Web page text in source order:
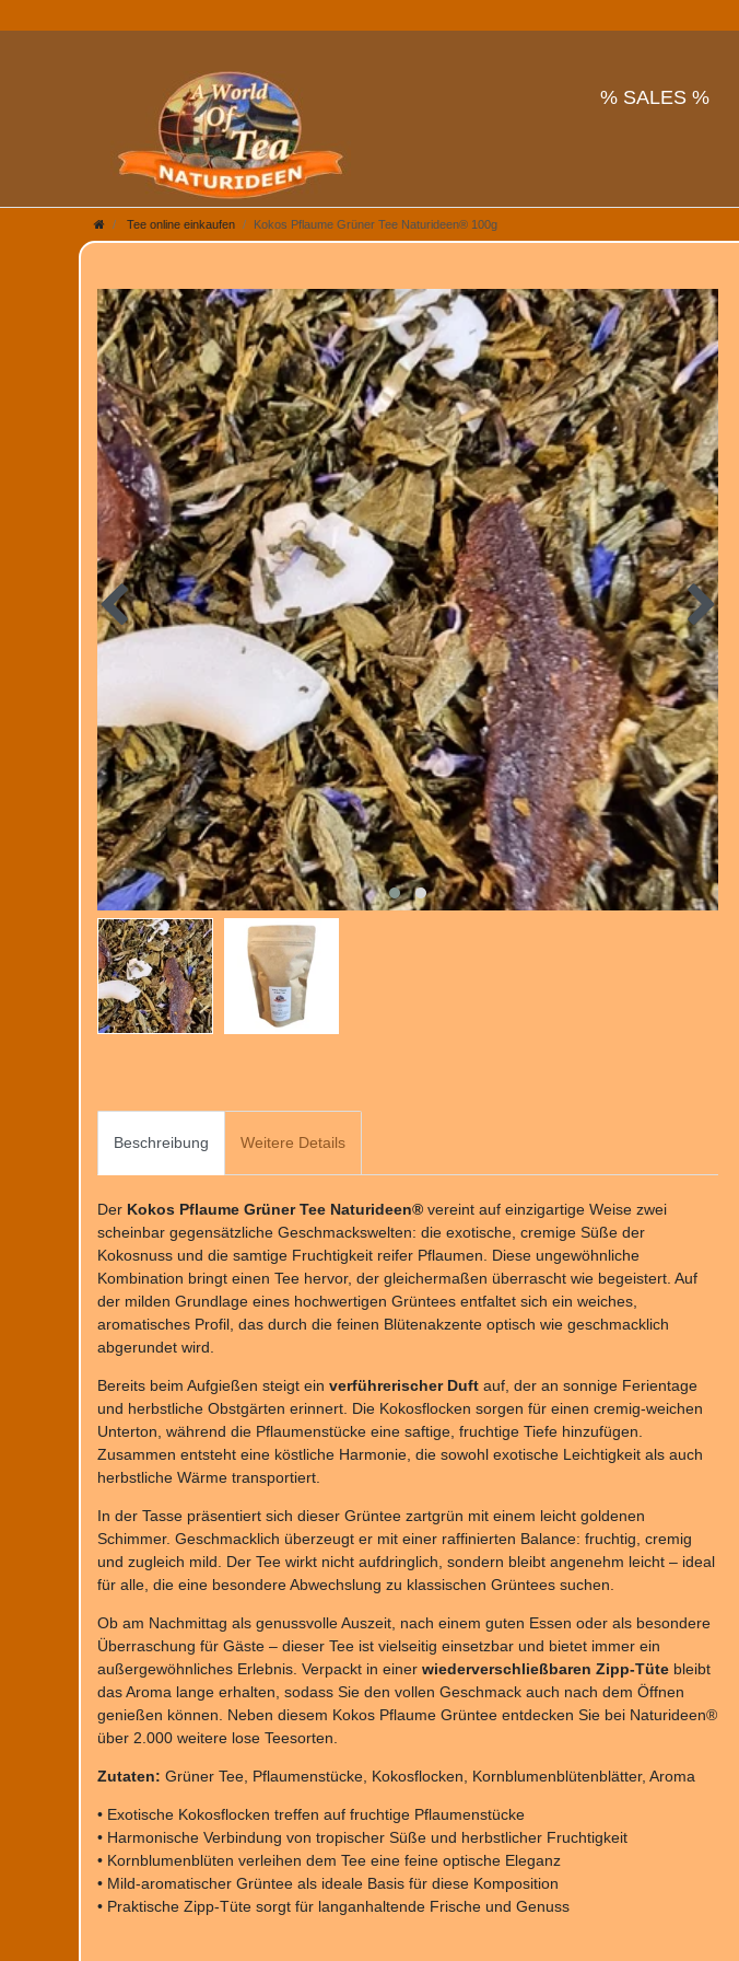
% SALES %
Tee online einkaufen Kokos Pflaume Grüner Tee Naturideen® 100g
Beschreibung Weitere Details
Der Kokos Pflaume Grüner Tee Naturideen® vereint auf einzigartige Weise zwei
scheinbar gegensätzliche Geschmackswelten: die exotische, cremige Süße der
Kokosnuss und die samtige Fruchtigkeit reifer Pflaumen. Diese ungewöhnliche
Kombination bringt einen Tee hervor, der gleichermaßen überrascht wie begeistert. Auf
der milden Grundlage eines hochwertigen Grüntees entfaltet sich ein weiches,
aromatisches Profil, das durch die feinen Blütenakzente optisch wie geschmacklich
abgerundet wird.
Bereits beim Aufgießen steigt ein verführerischer Duft auf, der an sonnige Ferientage
und herbstliche Obstgärten erinnert. Die Kokosflocken sorgen für einen cremig-weichen
Unterton, während die Pflaumenstücke eine saftige, fruchtige Tiefe hinzufügen.
Zusammen entsteht eine köstliche Harmonie, die sowohl exotische Leichtigkeit als auch
herbstliche Wärme transportiert.
In der Tasse präsentiert sich dieser Grüntee zartgrün mit einem leicht goldenen
Schimmer. Geschmacklich überzeugt er mit einer raffinierten Balance: fruchtig, cremig
und zugleich mild. Der Tee wirkt nicht aufdringlich, sondern bleibt angenehm leicht – ideal
für alle, die eine besondere Abwechslung zu klassischen Grüntees suchen.
Ob am Nachmittag als genussvolle Auszeit, nach einem guten Essen oder als besondere
Überraschung für Gäste – dieser Tee ist vielseitig einsetzbar und bietet immer ein
außergewöhnliches Erlebnis. Verpackt in einer wiederverschließbaren Zipp-Tüte bleibt
das Aroma lange erhalten, sodass Sie den vollen Geschmack auch nach dem Öffnen
genießen können. Neben diesem Kokos Pflaume Grüntee entdecken Sie bei Naturideen®
über 2.000 weitere lose Teesorten.
Zutaten: Grüner Tee, Pflaumenstücke, Kokosflocken, Kornblumenblütenblätter, Aroma
• Exotische Kokosflocken treffen auf fruchtige Pflaumenstücke
• Harmonische Verbindung von tropischer Süße und herbstlicher Fruchtigkeit
• Kornblumenblüten verleihen dem Tee eine feine optische Eleganz
• Mild-aromatischer Grüntee als ideale Basis für diese Komposition
• Praktische Zipp-Tüte sorgt für langanhaltende Frische und Genuss